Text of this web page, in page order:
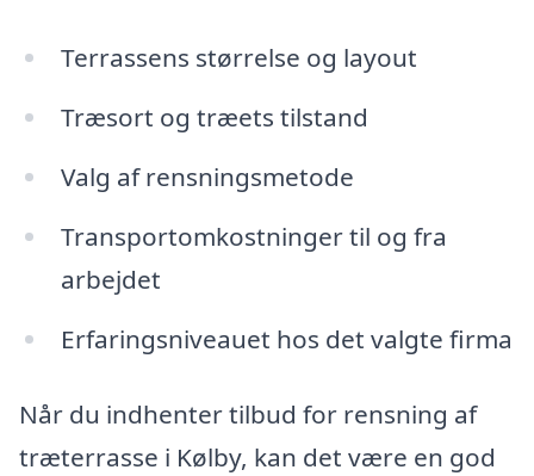
Terrassens størrelse og layout
Træsort og træets tilstand
Valg af rensningsmetode
Transportomkostninger til og fra
arbejdet
Erfaringsniveauet hos det valgte firma
Når du indhenter tilbud for rensning af
træterrasse i Kølby, kan det være en god